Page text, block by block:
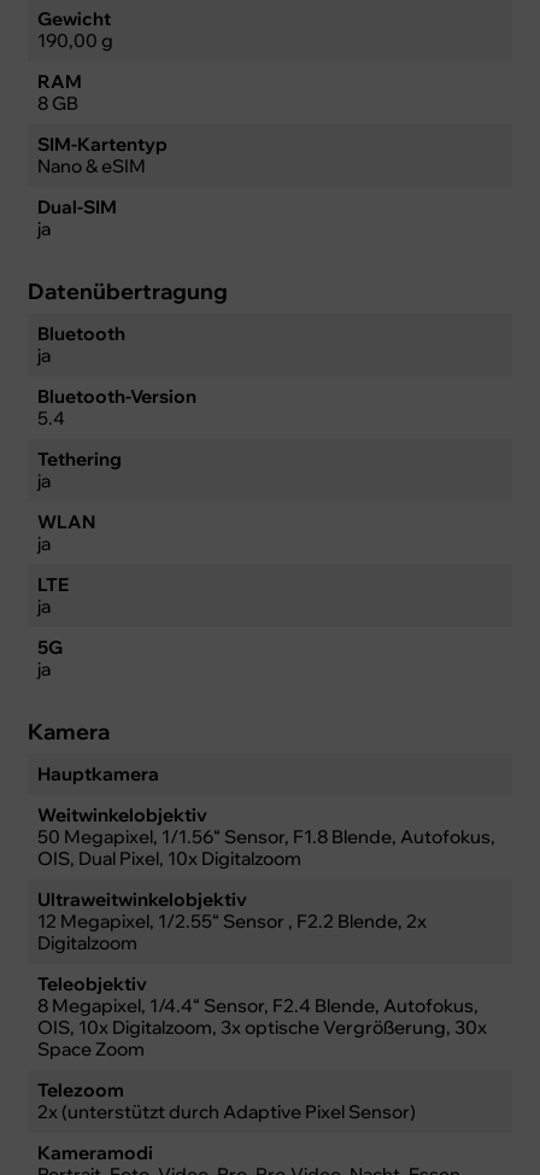
Gewicht
190,00 g
RAM
8 GB
SIM-Kartentyp
Nano & eSIM
Dual-SIM
ja
Datenübertragung
Bluetooth
ja
Bluetooth-Version
5.4
Tethering
ja
WLAN
ja
LTE
ja
5G
ja
Kamera
Hauptkamera
Weitwinkelobjektiv
50 Megapixel, 1/1.56“ Sensor, F1.8 Blende, Autofokus,
OIS, Dual Pixel, 10x Digitalzoom
Ultraweitwinkelobjektiv
12 Megapixel, 1/2.55“ Sensor , F2.2 Blende, 2x
Digitalzoom
Teleobjektiv
8 Megapixel, 1/4.4“ Sensor, F2.4 Blende, Autofokus,
OIS, 10x Digitalzoom, 3x optische Vergrößerung, 30x
Space Zoom
Telezoom
2x (unterstützt durch Adaptive Pixel Sensor)
Kameramodi